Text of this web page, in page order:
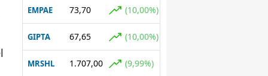
EMPAE 73,70 (10,00%)
GIPTA 67,65 (10,00%)
MRSHL 1.707,00 (9,99%)